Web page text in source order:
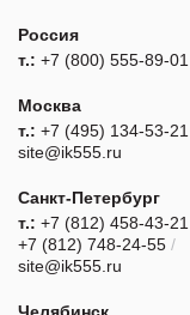
Россия
т.: +7 (800) 555-89-01
Москва
т.: +7 (495) 134-53-21
site@ik555.ru
Санкт-Петербург
т.: +7 (812) 458-43-21
+7 (812) 748-24-55 /
site@ik555.ru